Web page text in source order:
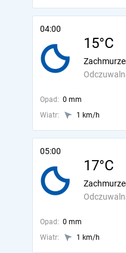
04:00
15°C
Opad: 0 mm
Wiatr:
1 km/h
05:00
17°C
Opad: 0 mm
Wiatr:
1 km/h